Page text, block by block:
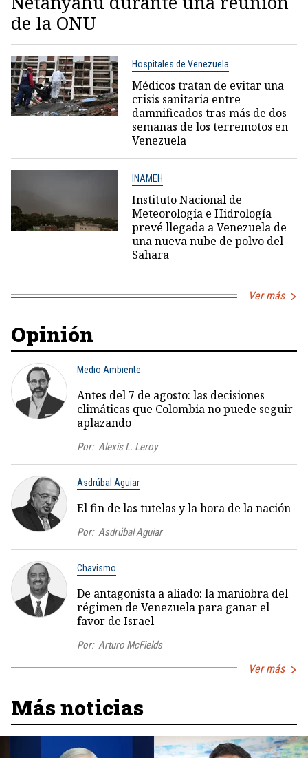
de la ONU
Hospitales de Venezuela
Médicos tratan de evitar una
crisis sanitaria entre
damnificados tras más de dos
semanas de los terremotos en
Venezuela
INAMEH
Instituto Nacional de
Meteorología e Hidrología
prevé llegada a Venezuela de
una nueva nube de polvo del
Sahara
Ver más
Opinión
Medio Ambiente
Antes del 7 de agosto: las decisiones
climáticas que Colombia no puede seguir
aplazando
Por: Alexis L. Leroy
Asdrúbal Aguiar
El fin de las tutelas y la hora de la nación
Por: Asdrúbal Aguiar
Chavismo
De antagonista a aliado: la maniobra del
régimen de Venezuela para ganar el
favor de Israel
Por: Arturo McFields
Ver más
Más noticias